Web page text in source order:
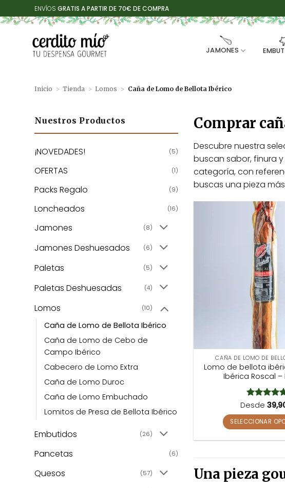
al
ENVÍOS GRATIS A PARTIR DE 70€ DE COMPRA
JAMONES
Inicio > Tienda > Lomos > Caña de Lomo de Bellota Ibérico
Nuestros Productos
¡NOVEDADES! (5)
OFERTAS (1)
Packs Regalo (9)
Loncheados (16)
Jamones (8)
Jamones Deshuesados (6)
Paletas (5)
Paletas Deshuesadas (4)
Lomos (10)
Caña de Lomo de Bellota Ibérico
Caña de Lomo de Cebo de
Campo Ibérico
Cabecero de Lomo Extra
Caña de Lomo Duroc
Caña de Lomo Embuchado
Lomitos de Presa de Bellota Ibérico
Embutidos (26)
Pancetas (6)
Quesos (57)
Comprar
Descubre nuestra
buscan sabor, finura
categoría, con
buscas una pieza
CAÑA DE LOMO DE
Lomo de bellota
Ibérica Roscal –
Valorado
Desde
SELECCIONAR
Una pieza